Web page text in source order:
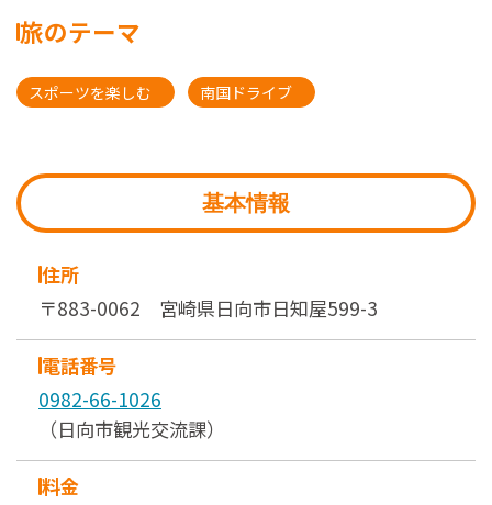
旅のテーマ
スポーツを楽しむ 南国ドライブ
基本情報
住所
〒883-0062 宮崎県日向市日知屋599-3
電話番号
0982-66-1026
（日向市観光交流課）
料金